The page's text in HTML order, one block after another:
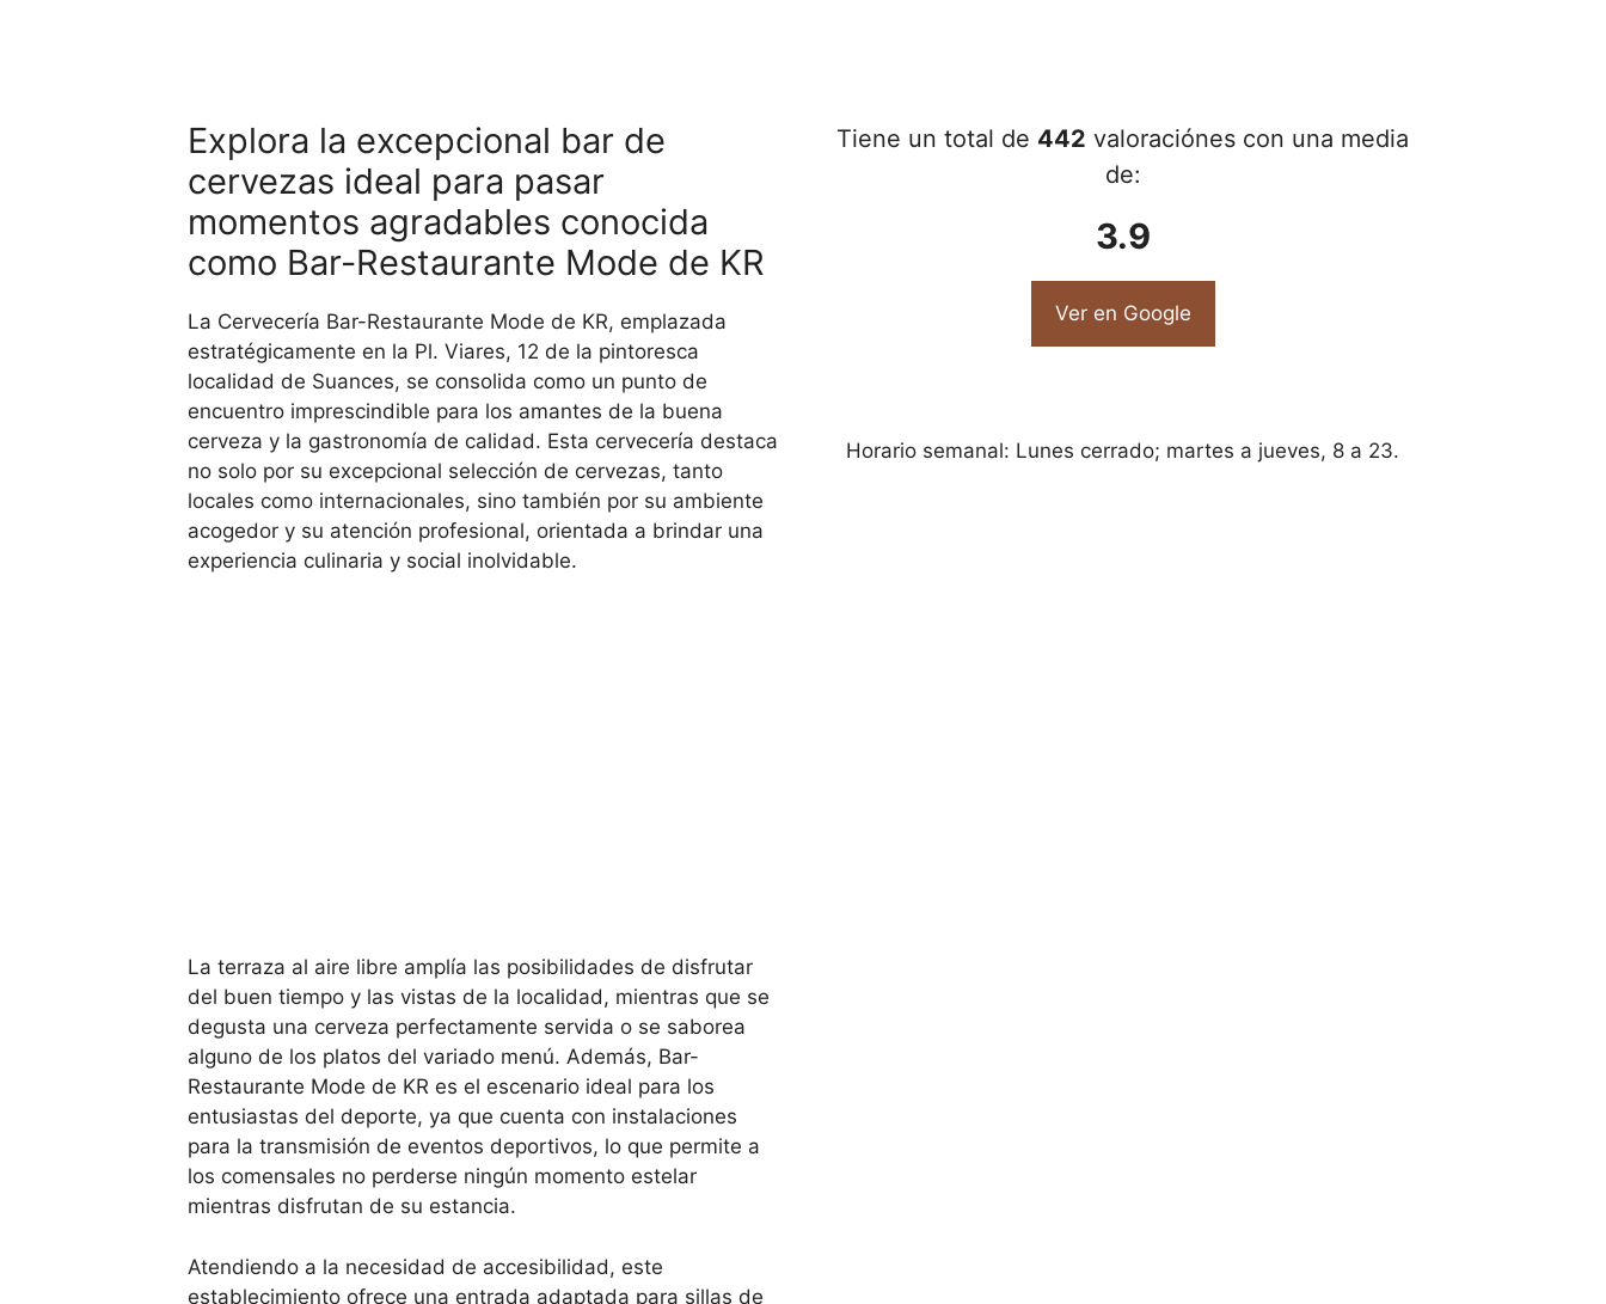
Explora la excepcional bar de
cervezas ideal para pasar
momentos agradables conocida
como Bar-Restaurante Mode de KR
La Cervecería Bar-Restaurante Mode de KR, emplazada
estratégicamente en la Pl. Viares, 12 de la pintoresca
localidad de Suances, se consolida como un punto de
encuentro imprescindible para los amantes de la buena
cerveza y la gastronomía de calidad. Esta cervecería destaca
no solo por su excepcional selección de cervezas, tanto
locales como internacionales, sino también por su ambiente
acogedor y su atención profesional, orientada a brindar una
experiencia culinaria y social inolvidable.
La terraza al aire libre amplía las posibilidades de disfrutar
del buen tiempo y las vistas de la localidad, mientras que se
degusta una cerveza perfectamente servida o se saborea
alguno de los platos del variado menú. Además, Bar-
Restaurante Mode de KR es el escenario ideal para los
entusiastas del deporte, ya que cuenta con instalaciones
para la transmisión de eventos deportivos, lo que permite a
los comensales no perderse ningún momento estelar
mientras disfrutan de su estancia.
Atendiendo a la necesidad de accesibilidad, este
establecimiento ofrece una entrada adaptada para sillas de
Tiene un total de 442 valoraciónes con una media
de:
3.9
Ver en Google
Horario semanal: Lunes cerrado; martes a jueves, 8 a 23.